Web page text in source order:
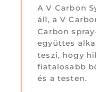
A V Carbon
áll, a V
Carbon
együttes
teszi, hogy
fiatalosabb
és a testen.